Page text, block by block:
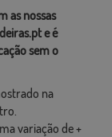
as nossas
e é
sem o
na
variação de +